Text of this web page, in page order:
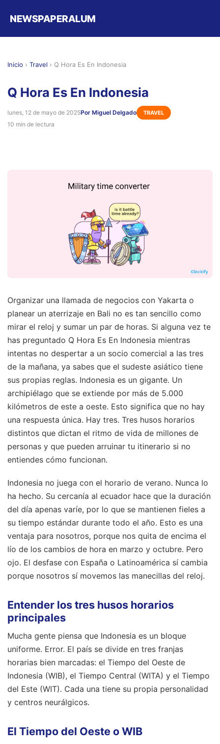
NEWSPAPERALUM
Inicio › Travel › Q Hora Es En Indonesia
Q Hora Es En Indonesia
lunes, 12 de mayo de 2025Por Miguel Delgado TRAVEL
10 min de lectura
Organizar una llamada de negocios con Yakarta o
planear un aterrizaje en Bali no es tan sencillo como
mirar el reloj y sumar un par de horas. Si alguna vez te
has preguntado Q Hora Es En Indonesia mientras
intentas no despertar a un socio comercial a las tres
de la mañana, ya sabes que el sudeste asiático tiene
sus propias reglas. Indonesia es un gigante. Un
archipiélago que se extiende por más de 5.000
kilómetros de este a oeste. Esto significa que no hay
una respuesta única. Hay tres. Tres husos horarios
distintos que dictan el ritmo de vida de millones de
personas y que pueden arruinar tu itinerario si no
entiendes cómo funcionan.
Indonesia no juega con el horario de verano. Nunca lo
ha hecho. Su cercanía al ecuador hace que la duración
del día apenas varíe, por lo que se mantienen fieles a
su tiempo estándar durante todo el año. Esto es una
ventaja para nosotros, porque nos quita de encima el
lío de los cambios de hora en marzo y octubre. Pero
ojo. El desfase con España o Latinoamérica sí cambia
porque nosotros sí movemos las manecillas del reloj.
Entender los tres husos horarios
principales
Mucha gente piensa que Indonesia es un bloque
uniforme. Error. El país se divide en tres franjas
horarias bien marcadas: el Tiempo del Oeste de
Indonesia (WIB), el Tiempo Central (WITA) y el Tiempo
del Este (WIT). Cada una tiene su propia personalidad
y centros neurálgicos.
El Tiempo del Oeste o WIB